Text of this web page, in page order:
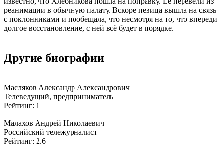
реанимации в обычную палату. Вскоре певица вышла на связь
с поклонниками и пообещала, что несмотря на то, что впереди
долгое восстановление, с ней всё будет в порядке.
Другие биографии
Масляков Александр Александрович
Телеведущий, предприниматель
Рейтинг: 1
Малахов Андрей Николаевич
Российский тележурналист
Рейтинг: 2.6